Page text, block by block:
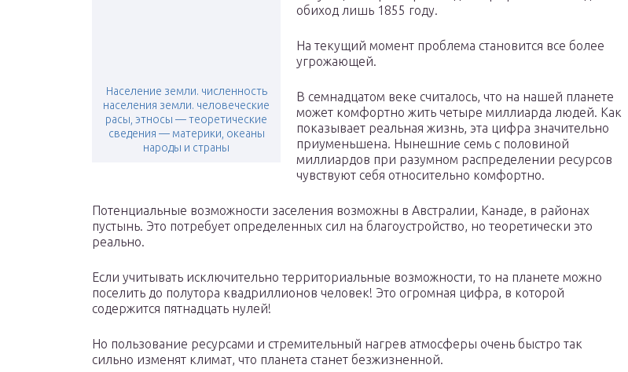
Население земли. численность
населения земли. человеческие
расы, этносы — теоретические
сведения — материки, океаны
народы и страны
обиход лишь 1855 году.
На текущий момент проблема становится все более
угрожающей.
В семнадцатом веке считалось, что на нашей планете
может комфортно жить четыре миллиарда людей. Как
показывает реальная жизнь, эта цифра значительно
приуменьшена. Нынешние семь с половиной
миллиардов при разумном распределении ресурсов
чувствуют себя относительно комфортно.
Потенциальные возможности заселения возможны в Австралии, Канаде, в районах
пустынь. Это потребует определенных сил на благоустройство, но теоретически это
реально.
Если учитывать исключительно территориальные возможности, то на планете можно
поселить до полутора квадриллионов человек! Это огромная цифра, в которой
содержится пятнадцать нулей!
Но пользование ресурсами и стремительный нагрев атмосферы очень быстро так
сильно изменят климат, что планета станет безжизненной.